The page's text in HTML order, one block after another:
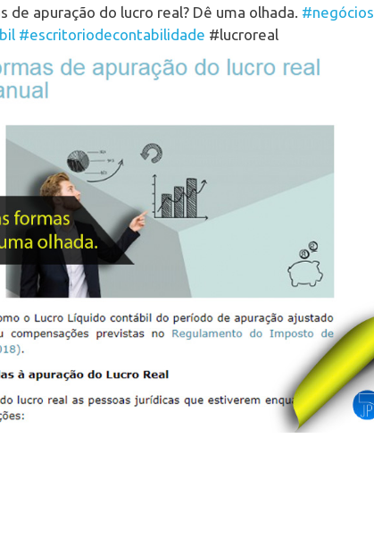
de apuração do lucro real? Dê uma olhada. #negócios
#escritoriodecontabilidade #lucroreal